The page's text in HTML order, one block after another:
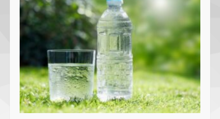
6
Sambut PON 2028, Anak Muda NU
NTB Dukung Gubernur Iqbal Pimpin
KONI
7 August 2026
Pendaftaran Nomor Seluler
Menggunakan Biometrik, Efektif?
7 July 2026